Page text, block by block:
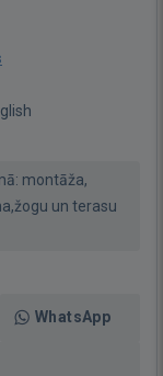
montāža,
un terasu
WhatsApp